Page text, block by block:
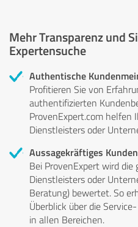
Mehr Transparenz und
Expertensuche
Authentische
Profitieren Sie von
authentifizierten
ProvenExpert.com helfen
Dienstleisters oder
Aussagekräftiges
Bei ProvenExpert wird
Dienstleisters oder
Beratung) bewertet. So
Überblick über die
in allen Bereichen.